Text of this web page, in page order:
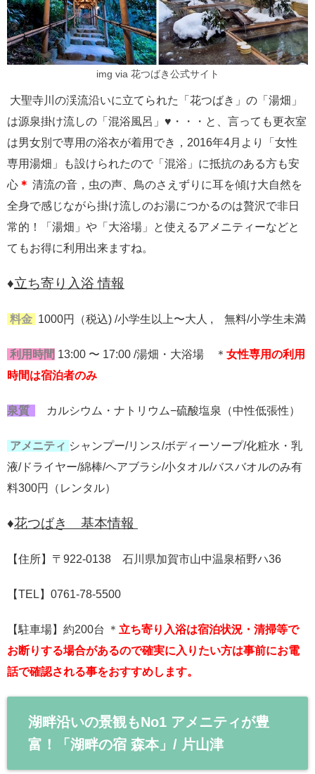
img via 花つばき公式サイト
大聖寺川の渓流沿いに立てられた「花つばき」の「湯畑」
は源泉掛け流しの「混浴風呂」♥・・・と、言っても更衣室
は男女別で専用の浴衣が着用でき，2016年4月より「女性
専用湯畑」も設けられたので「混浴」に抵抗のある方も安
心 ＊ 清流の音，虫の声、鳥のさえずりに耳を傾け大自然を
全身で感じながら掛け流しのお湯につかるのは贅沢で非日
常的！「湯畑」や「大浴場」と使えるアメニティーなどと
てもお得に利用出来ますね。
♦立ち寄り入浴 情報
料金 1000円（税込) /小学生以上〜大人 , 無料/小学生未満
利用時間 13:00 〜 17:00 /湯畑・大浴場 ＊ 女性専用の利用
時間は宿泊者のみ
泉質 カルシウム・ナトリウム−硫酸塩泉（中性低張性）
アメニティ シャンプー/リンス/ボディーソープ/化粧水・乳
液/ドライヤー/綿棒/ヘアブラシ/小タオル/バスバオルのみ有
料300円（レンタル）
♦花つばき 基本情報
【住所】〒922-0138 石川県加賀市山中温泉栢野ハ36
【TEL】0761-78-5500
【駐車場】約200台 ＊ 立ち寄り入浴は宿泊状況・清掃等で
お断りする場合があるので確実に入りたい方は事前にお電
話で確認される事をおすすめします。
湖畔沿いの景観もNo1 アメニティが豊
富！「湖畔の宿 森本」/ 片山津